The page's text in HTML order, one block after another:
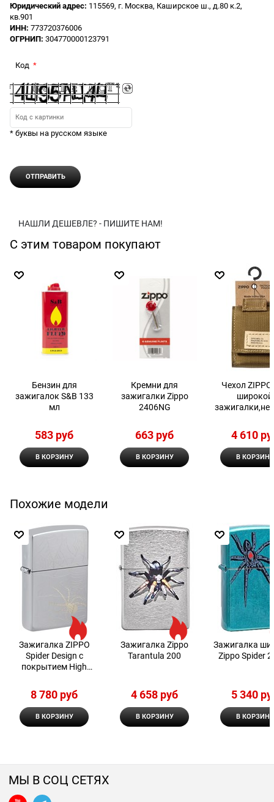
Юридический адрес: 115569, г. Москва, Каширское ш., д.80 к.2,
кв.901
ИНН: 773720376006
ОГРНИП: 304770000123791
Код
* буквы на русском языке
НАШЛИ ДЕШЕВЛЕ? - ПИШИТЕ НАМ!
С этим товаром покупают
Бензин для
зажигалок S&B 133
мл
583 руб
В КОРЗИНУ
Кремни для
зажигалки Zippo
2406NG
663 руб
В КОРЗИНУ
Чехол
широкой
ремень,
4 610
В КОРЗИНУ
Похожие модели
Зажигалка ZIPPO
Spider Design с
покрытием High
8 780 руб
В КОРЗИНУ
Зажигалка Zippo
Tarantula 200
4 658 руб
В КОРЗИНУ
Зажигалка
Zippo Spider
5 340
В КОРЗИНУ
МЫ В СОЦ СЕТЯХ